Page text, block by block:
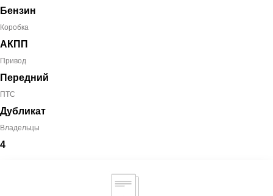
Бензин
Коробка
АКПП
Привод
Передний
ПТС
Дубликат
Владельцы
4